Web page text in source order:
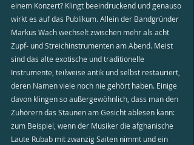
einem Konzert? Klingt beeindruckend und genauso
wirkt es auf das Publikum. Allein der Bandgründer
Markus Wach wechselt zwischen mehr als acht
Zupf- und Streichinstrumenten am Abend. Meist
sind das alte exotische und traditionelle
Instrumente, teilweise antik und selbst restauriert,
deren Namen viele noch nie gehört haben. Einige
davon klingen so außergewöhnlich, dass man den
Zuhörern das Staunen am Gesicht ablesen kann:
zum Beispiel, wenn der Musiker die afghanische
Laute Rubab mit zwanzig Saiten nimmt und ein